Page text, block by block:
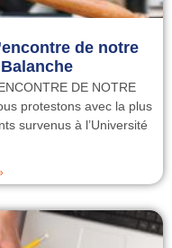
de notre
DE NOTRE
protestons avec la plus
survenus à l’Université